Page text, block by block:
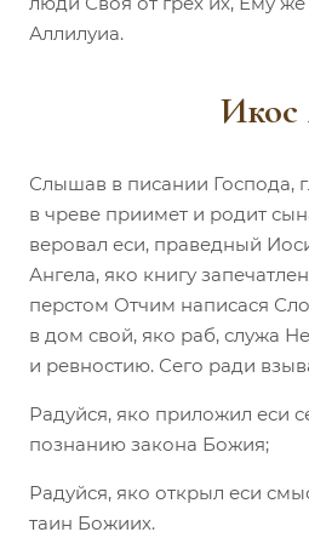
Аллилуиа.
Икос
Слышав в писании Господа,
в чреве приимет и родит
веровал еси, праведный
Ангела, яко книгу
перстом Отчим написася
в дом свой, яко раб, служа
и ревностию. Сего ради
Радуйся, яко приложил еси
познанию закона Божия;
Радуйся, яко открыл еси
таин Божиих.